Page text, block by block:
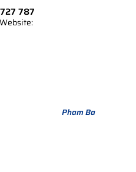
787
Pham Ba